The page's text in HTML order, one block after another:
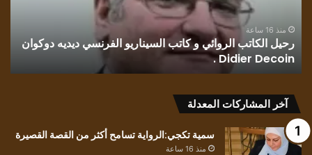
ديديه
دوكوان
Didier
Decoin
منذ 16 ساعة
رحيل الكاتب الروائي و كاتب السيناريو الفرنسي ديديه دوكوان
Didier Decoin .
آخر المشاركات المعدلة
سمية تكجي:الرواية تسامح أكثر من القصة القصيرة
منذ 16 ساعة